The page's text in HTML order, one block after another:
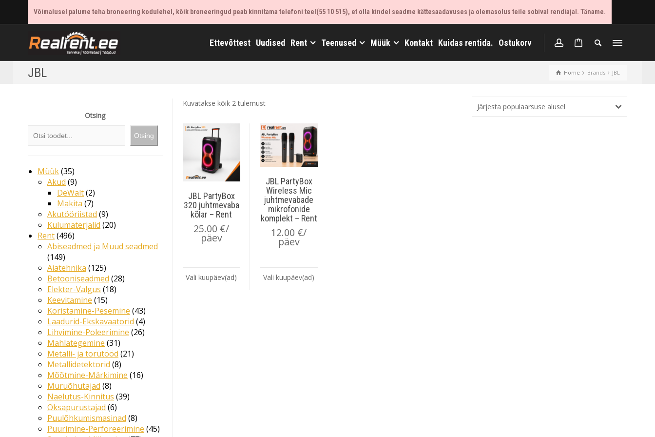
Võimalusel palume teha broneering kodulehel, kõik broneeringud peab kinnitama telefoni teel(55 10 515), et olla kindel seadme kättesaadavuses ja olemasolus teile sobival rendiajal. Täname.
Ettevõttest Uudised Rent Teenused Müük Kontakt Kuidas rentida. Ostukorv
Home Brands JBL
JBL
Kuvatakse kõik 2 tulemust Järjesta populaarsuse alusel
JBL PartyBox
320 juhtmevaba
kõlar – Rent
25.00 €/
päev
Vali kuupäev(ad)
JBL PartyBox
Wireless Mic
juhtmevabade
mikrofonide
komplekt – Rent
12.00 €/
päev
Vali kuupäev(ad)
Otsing
Otsing
Müük 35
Akud 9
DeWalt 2
Makita 7
Akutööriistad 9
Kulumaterjalid 20
Rent 496
Abiseadmed ja Muud seadmed
149
Aiatehnika 125
Betooniseadmed 28
Elekter-Valgus 18
Keevitamine 15
Koristamine-Pesemine 43
Laadurid-Ekskavaatorid 4
Lihvimine-Poleerimine 26
Mahlategemine 31
Metalli- ja torutööd 21
Metallidetektorid 8
Mõõtmine-Märkimine 16
Muruõhutajad 8
Naelutus-Kinnitus 39
Oksapurustajad 6
Puulõhkumismasinad 8
Puurimine-Perforeerimine 45